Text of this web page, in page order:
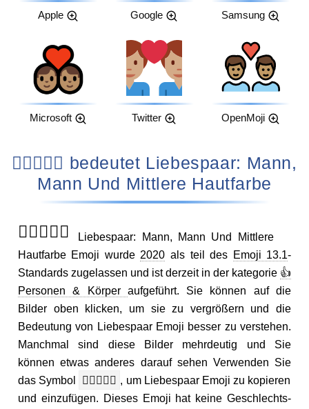
Apple Google Samsung
Microsoft Twitter OpenMoji
👨🏽‍❤️‍👨🏽 bedeutet Liebespaar: Mann,
Mann Und Mittlere Hautfarbe
👨🏽‍❤️‍👨🏽
Liebespaar: Mann, Mann Und Mittlere
Hautfarbe Emoji wurde 2020 als teil des Emoji 13.1-
Standards zugelassen und ist derzeit in der kategorie 👍
Personen & Körper aufgeführt. Sie können auf die
Bilder oben klicken, um sie zu vergrößern und die
Bedeutung von Liebespaar Emoji besser zu verstehen.
Manchmal sind diese Bilder mehrdeutig und Sie
können etwas anderes darauf sehen Verwenden Sie
das Symbol
👨🏽‍❤️‍👨🏽 , um Liebespaar Emoji zu kopieren
und einzufügen. Dieses Emoji hat keine Geschlechts-